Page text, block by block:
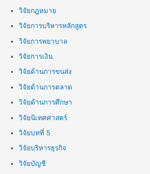
วิจัยกฎหมาย
วิจัยการบริหารหลักสูตร
วิจัยการพยาบาล
วิจัยการเงิน
วิจัยด้านการขนส่ง
วิจัยด้านการตลาด
วิจัยด้านการศึกษา
วิจัยนิเทศศาสตร์
วิจัยบทที่ 5
วิจัยบริหารธุรกิจ
วิจัยบัญชี